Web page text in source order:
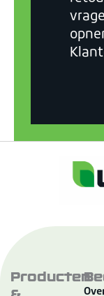
Producten